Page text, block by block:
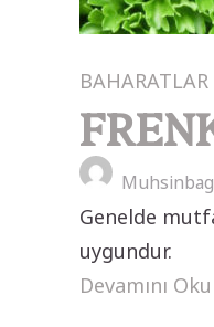
BAHARATLAR
Genelde
uygundur.
Devamını Oku